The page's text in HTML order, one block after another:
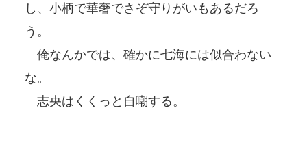
し、小柄で華奢でさぞ守りがいもあるだろ
う。
俺なんかでは、確かに七海には似合わない
な。
志央はくくっと自嘲する。